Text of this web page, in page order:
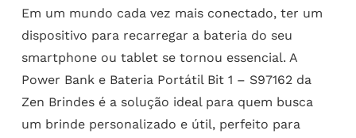
Em um mundo cada vez mais conectado, ter um
dispositivo para recarregar a bateria do seu
smartphone ou tablet se tornou essencial. A
Power Bank e Bateria Portátil Bit 1 – S97162 da
Zen Brindes é a solução ideal para quem busca
um brinde personalizado e útil, perfeito para